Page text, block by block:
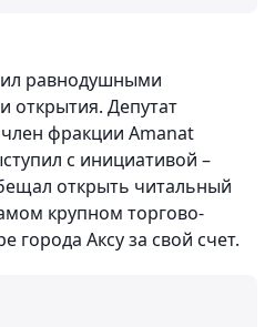
равнодушными
открытия. Депутат
фракции Amanat
с инициативой –
открыть читальный
крупном торгово-
города Аксу за свой счет.